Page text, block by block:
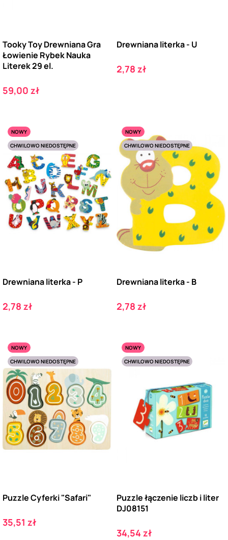
Tooky Toy Drewniana Gra
Łowienie Rybek Nauka
Literek 29 el.
Cena
59,00 zł
Drewniana literka - U
Cena
2,78 zł
NOWY
CHWILOWO NIEDOSTĘPNE
Drewniana literka - P
Cena
2,78 zł
NOWY
CHWILOWO NIEDOSTĘPNE
Drewniana literka - B
Cena
2,78 zł
NOWY
CHWILOWO NIEDOSTĘPNE
Puzzle Cyferki "Safari"
Cena
35,51 zł
NOWY
CHWILOWO NIEDOSTĘPNE
Puzzle łączenie liczb i liter
DJ08151
Cena
34,54 zł